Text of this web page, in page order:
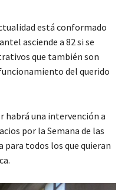
está conformado
asciende a 82 si se
que también son
del querido
habrá una intervención a
por la Semana de las
para todos los que quieran